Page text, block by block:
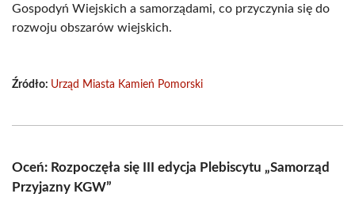
Gospodyń Wiejskich a samorządami, co przyczynia się do
rozwoju obszarów wiejskich.
Źródło: Urząd Miasta Kamień Pomorski
Oceń: Rozpoczęła się III edycja Plebiscytu „Samorząd
Przyjazny KGW”